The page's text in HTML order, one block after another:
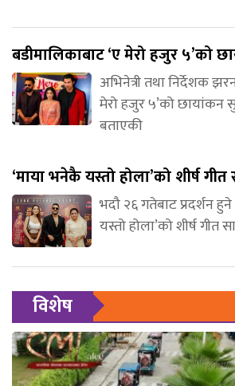
बडीमालिकाबाट ‘ए मेरो हजुर ५’को
अभिनेत्री तथा निर्देशक
मेरो हजुर ५’को छायांकन
बताएकी
‘माया भनेकै यस्तो होला’को शीर्ष
भदौ २६ गतेबाट प्रदर्शन
यस्तो होला’को शीर्ष
विशेष